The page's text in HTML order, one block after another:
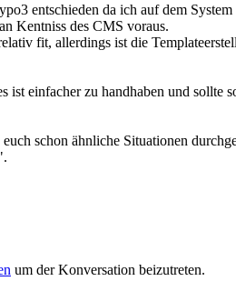
entschieden da ich auf dem
Kentniss des CMS voraus.
fit, allerdings ist die
ist einfacher zu handhaben und
schon ähnliche Situationen
um der Konversation beizutreten.